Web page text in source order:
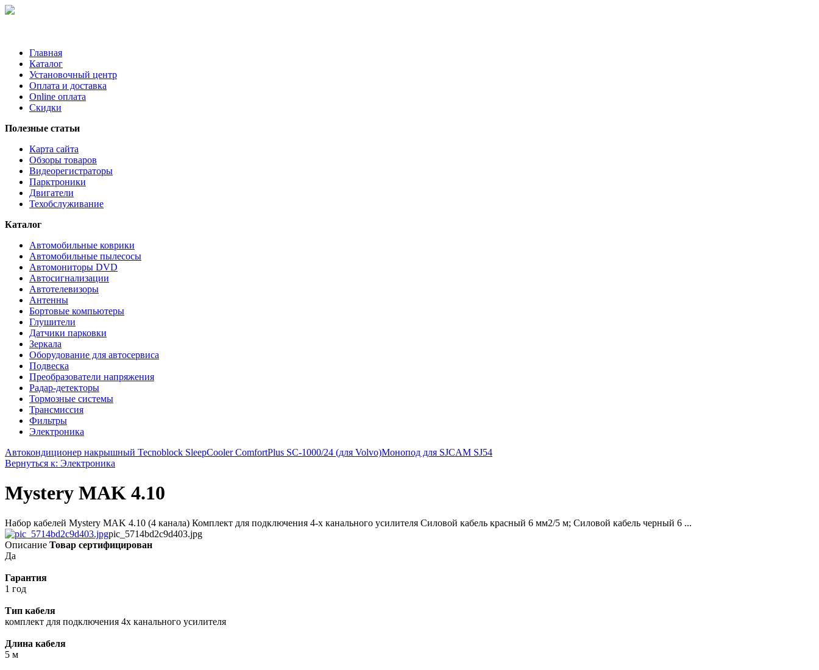
Главная
Каталог
Установочный центр
Оплата и доставка
Online оплата
Скидки
Полезные статьи
Карта сайта
Обзоры товаров
Видеорегистраторы
Парктроники
Двигатели
Техобслуживание
Каталог
Автомобильные коврики
Автомобильные пылесосы
Автомониторы DVD
Автосигнализации
Автотелевизоры
Антенны
Бортовые компьютеры
Глушители
Датчики парковки
Зеркала
Оборудование для автосервиса
Подвеска
Преобразователи напряжения
Радар-детекторы
Тормозные системы
Трансмиссия
Фильтры
Электроника
Автокондиционер накрышный Tecnoblock SleepCooler ComfortPlus SС-1000/24 (для Volvo)Монопод для SJCAM SJ54
Вернуться к: Электроника
Mystery MAK 4.10
Набор кабелей Mystery MAK 4.10 (4 канала) Комплект для подключения 4-х канального усилителя Силовой кабель красный 6 мм2/5 м; Силовой кабель черный 6 ...
pic_5714bd2c9d403.jpg
Описание Товар сертифицирован
Да
Гарантия
1 год
Тип кабеля
комплект для подключения 4х канального усилителя
Длина кабеля
5 м